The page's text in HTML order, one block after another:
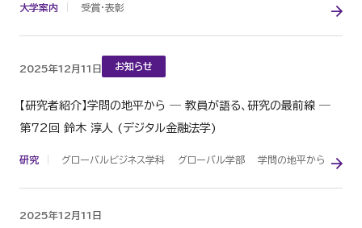
大学案内 受賞・表彰
2025年12月11日 お知らせ
【研究者紹介】学問の地平から ― 教員が語る、研究の最前線 ―
第72回 鈴木 淳人 (デジタル金融法学)
研究 グローバルビジネス学科 グローバル学部 学問の地平から
2025年12月11日